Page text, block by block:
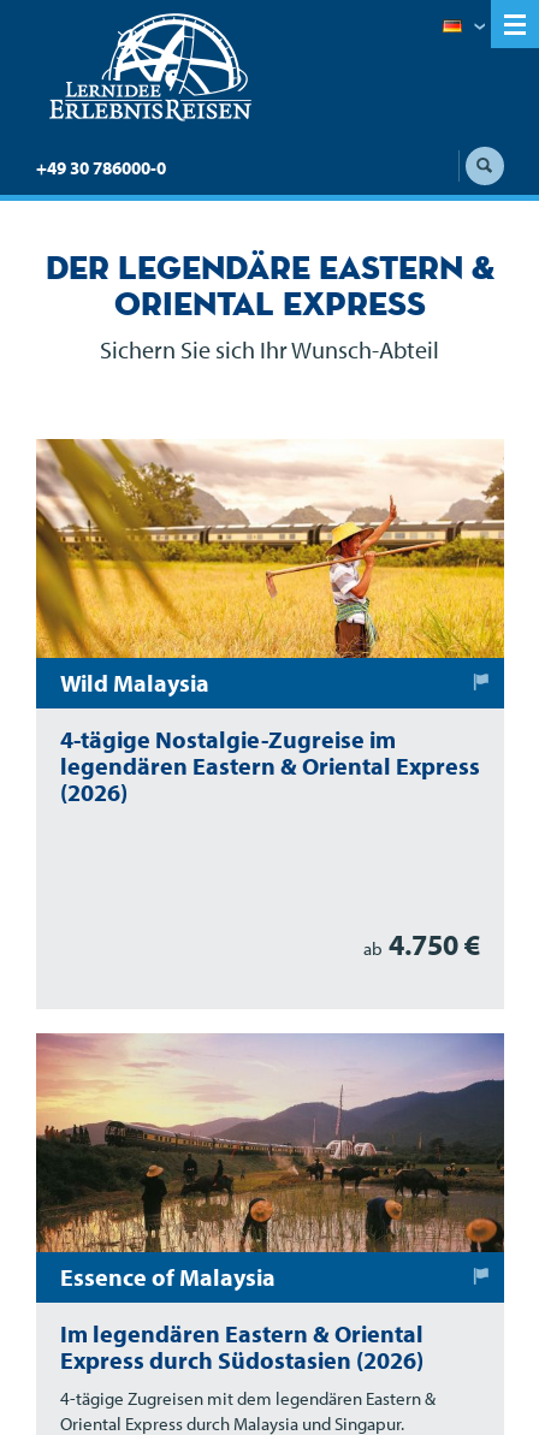
+49 30 786000-0
Der legendäre Eastern &
Oriental Express
Sichern Sie sich Ihr Wunsch-Abteil
Wild Malaysia
4-tägige Nostalgie-Zugreise im
legendären Eastern & Oriental Express
(2026)
ab 4.750 €
Essence of Malaysia
Im legendären Eastern & Oriental
Express durch Südostasien (2026)
4-tägige Zugreisen mit dem legendären Eastern &
Oriental Express durch Malaysia und Singapur.